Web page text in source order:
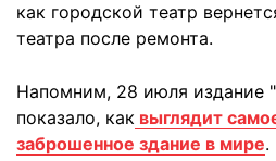
как городской театр
театра после ремонта.
Напомним, 28 июля издание
показало, как выглядит
заброшенное здание в мире.